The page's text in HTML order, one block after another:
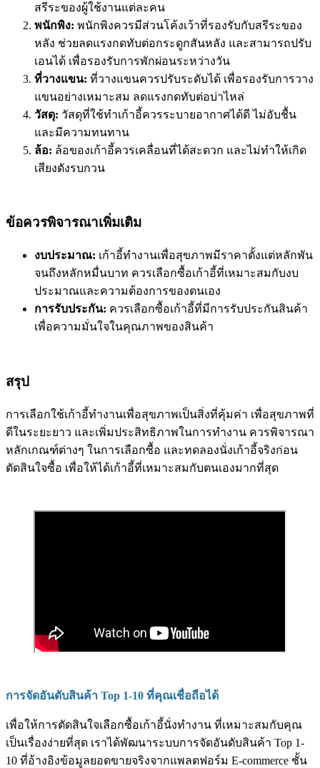
สรีระของผู้ใช้งานแต่ละคน
พนักพิง: พนักพิงควรมีส่วนโค้งเว้าที่รองรับกับสรีระของ
หลัง ช่วยลดแรงกดทับต่อกระดูกสันหลัง และสามารถปรับ
เอนได้ เพื่อรองรับการพักผ่อนระหว่างวัน
ที่วางแขน: ที่วางแขนควรปรับระดับได้ เพื่อรองรับการวาง
แขนอย่างเหมาะสม ลดแรงกดทับต่อบ่าไหล่
วัสดุ: วัสดุที่ใช้ทำเก้าอี้ควรระบายอากาศได้ดี ไม่อับชื้น
และมีความทนทาน
ล้อ: ล้อของเก้าอี้ควรเคลื่อนที่ได้สะดวก และไม่ทำให้เกิด
เสียงดังรบกวน
ข้อควรพิจารณาเพิ่มเติม
งบประมาณ: เก้าอี้ทำงานเพื่อสุขภาพมีราคาตั้งแต่หลักพัน
จนถึงหลักหมื่นบาท ควรเลือกซื้อเก้าอี้ที่เหมาะสมกับงบ
ประมาณและความต้องการของตนเอง
การรับประกัน: ควรเลือกซื้อเก้าอี้ที่มีการรับประกันสินค้า
เพื่อความมั่นใจในคุณภาพของสินค้า
สรุป
การเลือกใช้เก้าอี้ทำงานเพื่อสุขภาพเป็นสิ่งที่คุ้มค่า เพื่อสุขภาพที่
ดีในระยะยาว และเพิ่มประสิทธิภาพในการทำงาน ควรพิจารณา
หลักเกณฑ์ต่างๆ ในการเลือกซื้อ และทดลองนั่งเก้าอี้จริงก่อน
ตัดสินใจซื้อ เพื่อให้ได้เก้าอี้ที่เหมาะสมกับตนเองมากที่สุด
การจัดอันดับสินค้า Top 1-10 ที่คุณเชื่อถือได้
เพื่อให้การตัดสินใจเลือกซื้อเก้าอี้นั่งทำงาน ที่เหมาะสมกับคุณ
เป็นเรื่องง่ายที่สุด เราได้พัฒนาระบบการจัดอันดับสินค้า Top 1-
10 ที่อ้างอิงข้อมูลยอดขายจริงจากแพลตฟอร์ม E-commerce ชั้น